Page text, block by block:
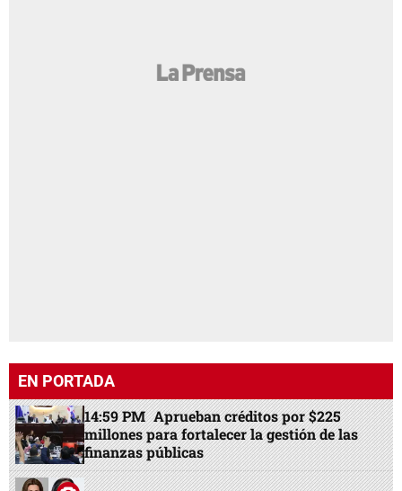
EN PORTADA
14:59 PM Aprueban créditos por $225
millones para fortalecer la gestión de las
finanzas públicas